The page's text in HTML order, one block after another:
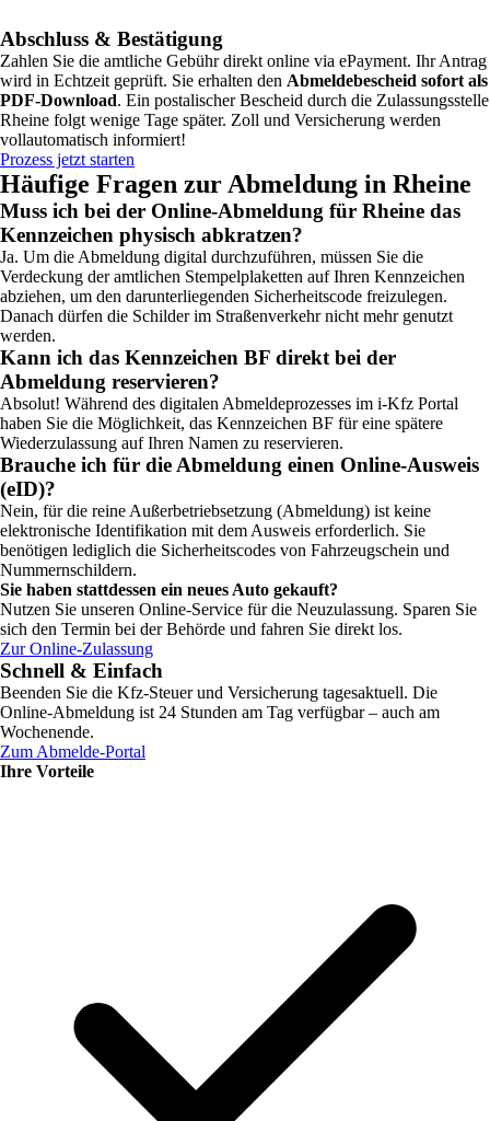
Abschluss & Bestätigung
Zahlen Sie die amtliche Gebühr direkt online via ePayment. Ihr Antrag
wird in Echtzeit geprüft. Sie erhalten den Abmeldebescheid sofort als
PDF-Download. Ein postalischer Bescheid durch die Zulassungsstelle
Rheine folgt wenige Tage später. Zoll und Versicherung werden
vollautomatisch informiert!
Prozess jetzt starten
Häufige Fragen zur Abmeldung in Rheine
Muss ich bei der Online-Abmeldung für Rheine das
Kennzeichen physisch abkratzen?
Ja. Um die Abmeldung digital durchzuführen, müssen Sie die
Verdeckung der amtlichen Stempelplaketten auf Ihren Kennzeichen
abziehen, um den darunterliegenden Sicherheitscode freizulegen.
Danach dürfen die Schilder im Straßenverkehr nicht mehr genutzt
werden.
Kann ich das Kennzeichen BF direkt bei der
Abmeldung reservieren?
Absolut! Während des digitalen Abmeldeprozesses im i-Kfz Portal
haben Sie die Möglichkeit, das Kennzeichen BF für eine spätere
Wiederzulassung auf Ihren Namen zu reservieren.
Brauche ich für die Abmeldung einen Online-Ausweis
(eID)?
Nein, für die reine Außerbetriebsetzung (Abmeldung) ist keine
elektronische Identifikation mit dem Ausweis erforderlich. Sie
benötigen lediglich die Sicherheitscodes von Fahrzeugschein und
Nummernschildern.
Sie haben stattdessen ein neues Auto gekauft?
Nutzen Sie unseren Online-Service für die Neuzulassung. Sparen Sie
sich den Termin bei der Behörde und fahren Sie direkt los.
Zur Online-Zulassung
Schnell & Einfach
Beenden Sie die Kfz-Steuer und Versicherung tagesaktuell. Die
Online-Abmeldung ist 24 Stunden am Tag verfügbar – auch am
Wochenende.
Zum Abmelde-Portal
Ihre Vorteile